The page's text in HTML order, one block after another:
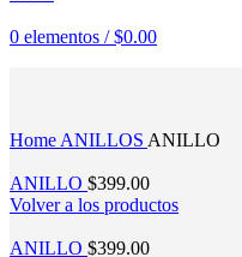
0 elementos / $0.00
Home ANILLOS ANILLO
ANILLO $399.00
Volver a los productos
ANILLO $399.00